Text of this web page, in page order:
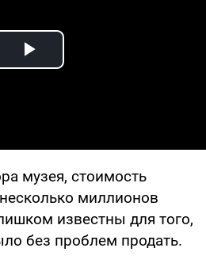
Play Video
музея, стоимость
миллионов
известны для того,
без проблем продать.